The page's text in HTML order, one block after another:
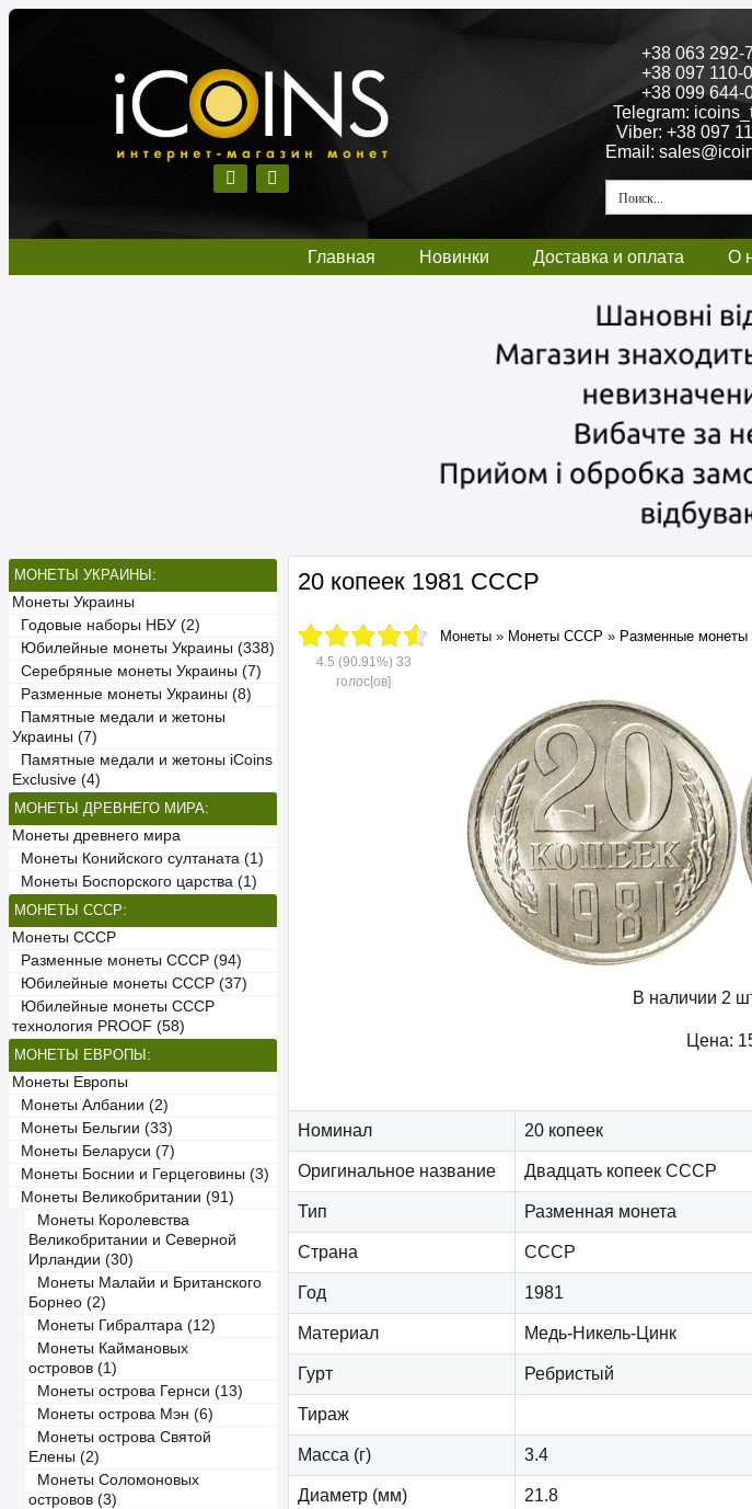
+38 063 292-
+38 097 110-
+38 099 644-
Telegram:
Viber: +38 097
Email:
Главная Новинки Доставка и оплата О
МОНЕТЫ УКРАИНЫ:
Монеты Украины
Годовые наборы НБУ (2)
Юбилейные монеты Украины (338)
Серебряные монеты Украины (7)
Разменные монеты Украины (8)
Памятные медали и жетоны
Украины (7)
Памятные медали и жетоны iCoins
Exclusive (4)
МОНЕТЫ ДРЕВНЕГО МИРА:
Монеты древнего мира
Монеты Конийского султаната (1)
Монеты Боспорского царства (1)
МОНЕТЫ СССР:
Монеты СССР
Разменные монеты СССР (94)
Юбилейные монеты СССР (37)
Юбилейные монеты СССР
технология PROOF (58)
МОНЕТЫ ЕВРОПЫ:
Монеты Европы
Монеты Албании (2)
Монеты Бельгии (33)
Монеты Беларуси (7)
Монеты Боснии и Герцеговины (3)
Монеты Великобритании (91)
Монеты Королевства
Великобритании и Северной
Ирландии (30)
Монеты Малайи и Британского
Борнео (2)
Монеты Гибралтара (12)
Монеты Каймановых
островов (1)
Монеты острова Гернси (13)
Монеты острова Мэн (6)
Монеты острова Святой
Елены (2)
Монеты Соломоновых
островов (3)
20 копеек 1981 СССР
4.5 (90.91%) 33
голос[ов]
Монеты » Монеты СССР » Разменные
В наличии 2
Цена:
Номинал 20 копеек
Оригинальное название Двадцать копеек СССР
Тип Разменная монета
Страна СССР
Год 1981
Материал Медь-Никель-Цинк
Гурт Ребристый
Тираж
Масса (г) 3.4
Диаметр (мм) 21.8